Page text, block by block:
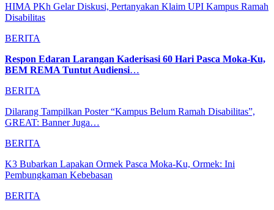
HIMA PKh Gelar Diskusi, Pertanyakan Klaim UPI Kampus Ramah
Disabilitas
BERITA
Respon Edaran Larangan Kaderisasi 60 Hari Pasca Moka-Ku,
BEM REMA Tuntut Audiensi…
BERITA
Dilarang Tampilkan Poster “Kampus Belum Ramah Disabilitas”,
GREAT: Banner Juga…
BERITA
K3 Bubarkan Lapakan Ormek Pasca Moka-Ku, Ormek: Ini
Pembungkaman Kebebasan
BERITA